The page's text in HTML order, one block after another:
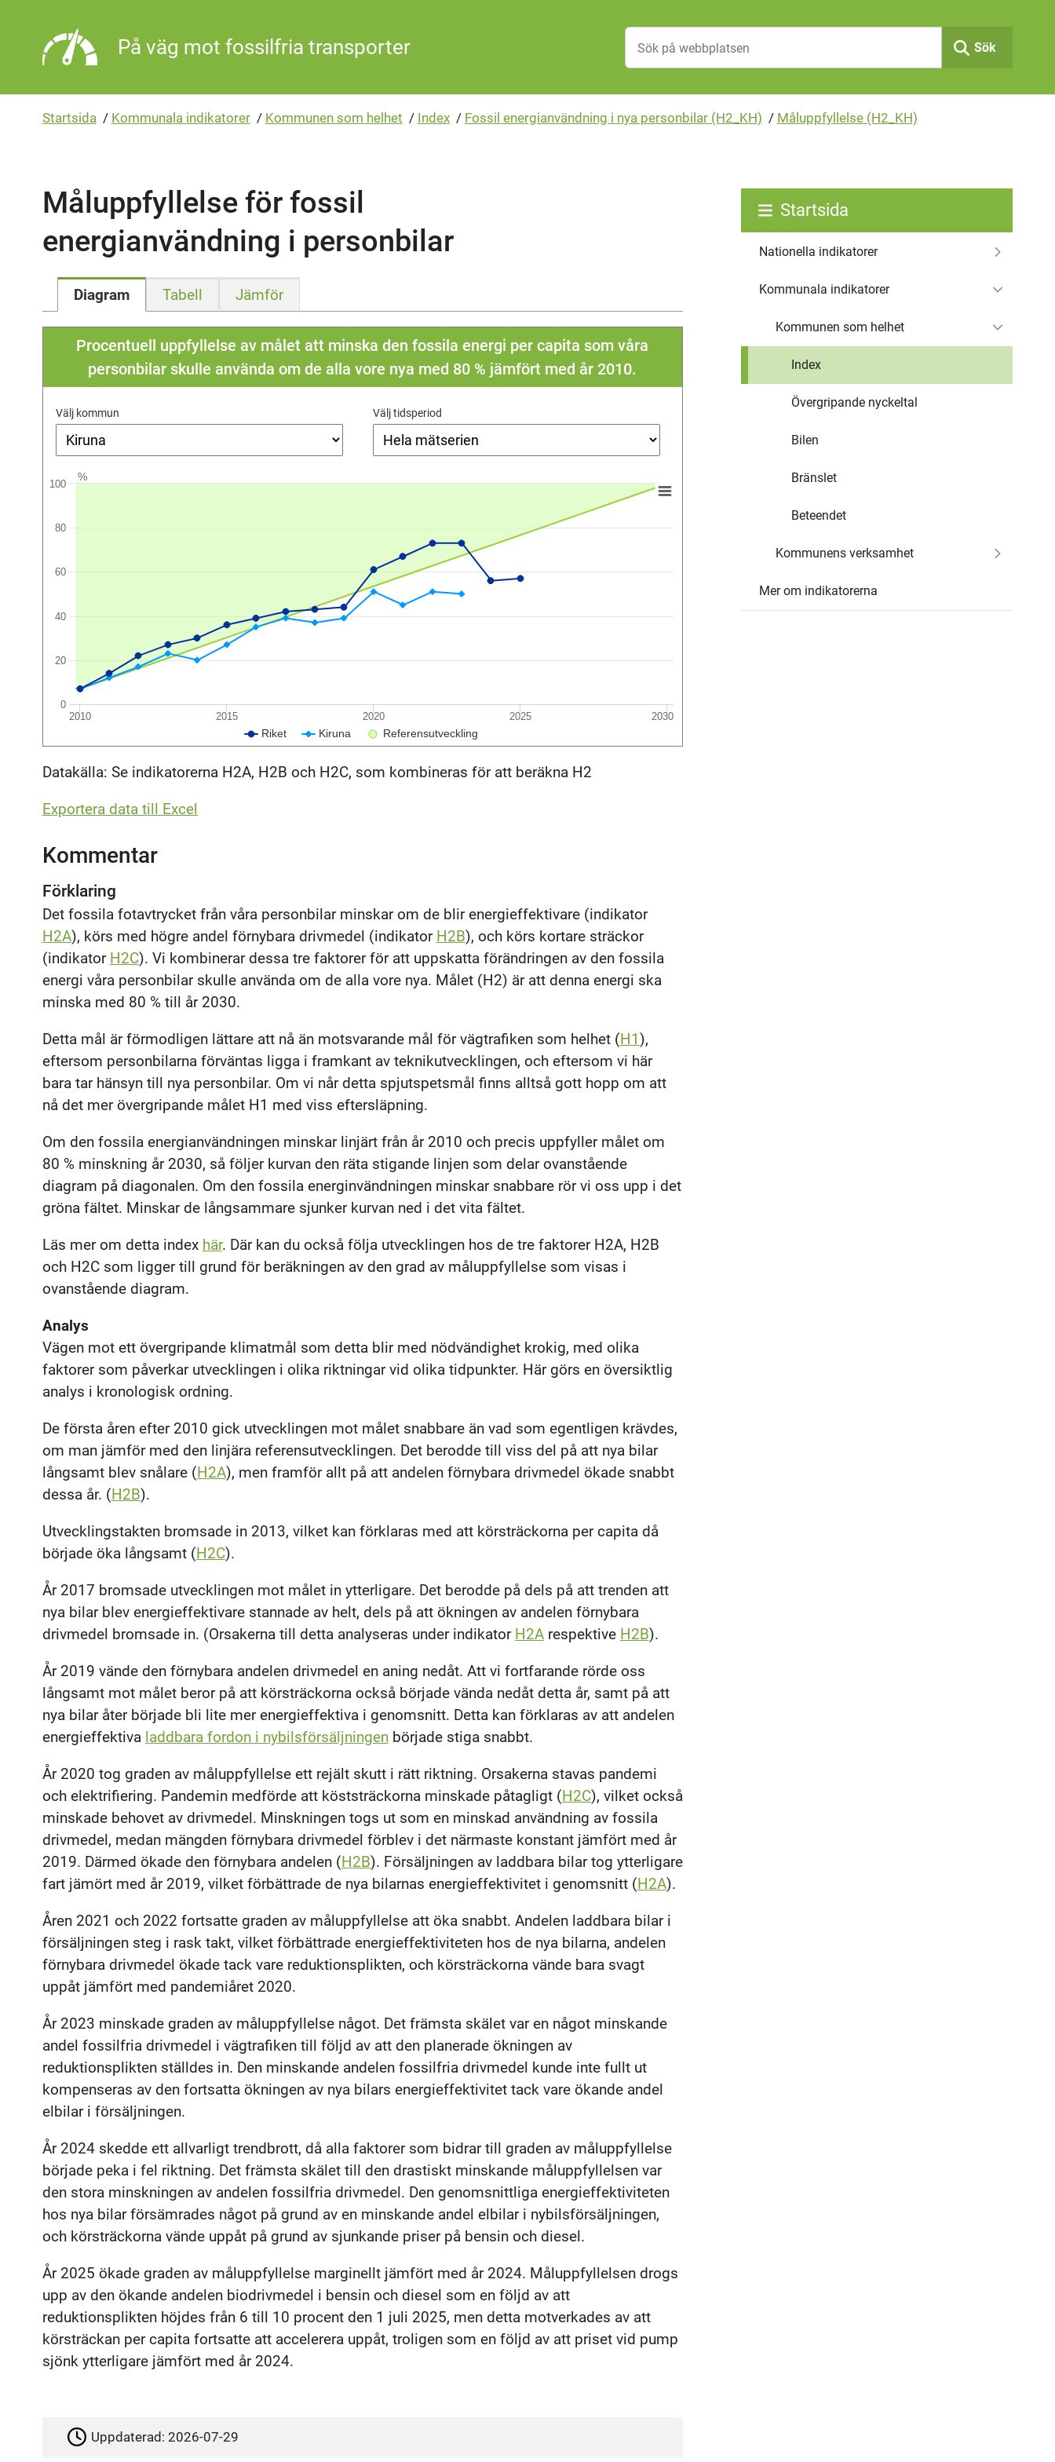
På väg mot fossilfria transporter Sök
Startsida / Kommunala indikatorer / Kommunen som helhet / Index / Fossil energianvändning i nya personbilar (H2_KH) / Måluppfyllelse (H2_KH)
Måluppfyllelse för fossil
energianvändning i personbilar
Diagram Tabell Jämför
Procentuell uppfyllelse av målet att minska den fossila energi per capita som våra
personbilar skulle använda om de alla vore nya med 80 % jämfört med år 2010.
Välj kommun Välj tidsperiod
%
Riket Kiruna Referensutveckling
2010 2015 2020 2025 2030
0
20
40
60
80
100
Datakälla: Se indikatorerna H2A, H2B och H2C, som kombineras för att beräkna H2
Exportera data till Excel
Kommentar
Förklaring
Det fossila fotavtrycket från våra personbilar minskar om de blir energieffektivare (indikator
H2A), körs med högre andel förnybara drivmedel (indikator H2B), och körs kortare sträckor
(indikator H2C). Vi kombinerar dessa tre faktorer för att uppskatta förändringen av den fossila
energi våra personbilar skulle använda om de alla vore nya. Målet (H2) är att denna energi ska
minska med 80 % till år 2030.
Detta mål är förmodligen lättare att nå än motsvarande mål för vägtrafiken som helhet (H1),
eftersom personbilarna förväntas ligga i framkant av teknikutvecklingen, och eftersom vi här
bara tar hänsyn till nya personbilar. Om vi når detta spjutspetsmål finns alltså gott hopp om att
nå det mer övergripande målet H1 med viss eftersläpning.
Om den fossila energianvändningen minskar linjärt från år 2010 och precis uppfyller målet om
80 % minskning år 2030, så följer kurvan den räta stigande linjen som delar ovanstående
diagram på diagonalen. Om den fossila energinvändningen minskar snabbare rör vi oss upp i det
gröna fältet. Minskar de långsammare sjunker kurvan ned i det vita fältet.
Läs mer om detta index här. Där kan du också följa utvecklingen hos de tre faktorer H2A, H2B
och H2C som ligger till grund för beräkningen av den grad av måluppfyllelse som visas i
ovanstående diagram.
Analys
Vägen mot ett övergripande klimatmål som detta blir med nödvändighet krokig, med olika
faktorer som påverkar utvecklingen i olika riktningar vid olika tidpunkter. Här görs en översiktlig
analys i kronologisk ordning.
De första åren efter 2010 gick utvecklingen mot målet snabbare än vad som egentligen krävdes,
om man jämför med den linjära referensutvecklingen. Det berodde till viss del på att nya bilar
långsamt blev snålare (H2A), men framför allt på att andelen förnybara drivmedel ökade snabbt
dessa år. (H2B).
Utvecklingstakten bromsade in 2013, vilket kan förklaras med att körsträckorna per capita då
började öka långsamt (H2C).
År 2017 bromsade utvecklingen mot målet in ytterligare. Det berodde på dels på att trenden att
nya bilar blev energieffektivare stannade av helt, dels på att ökningen av andelen förnybara
drivmedel bromsade in. (Orsakerna till detta analyseras under indikator H2Arespektive H2B).
År 2019 vände den förnybara andelen drivmedel en aning nedåt. Att vi fortfarande rörde oss
långsamt mot målet beror på att körsträckorna också började vända nedåt detta år, samt på att
nya bilar åter började bli lite mer energieffektiva i genomsnitt. Detta kan förklaras av att andelen
energieffektiva laddbara fordon i nybilsförsäljningenbörjade stiga snabbt.
År 2020 tog graden av måluppfyllelse ett rejält skutt i rätt riktning. Orsakerna stavas pandemi
och elektrifiering. Pandemin medförde att köststräckorna minskade påtagligt (H2C), vilket också
minskade behovet av drivmedel. Minskningen togs ut som en minskad användning av fossila
drivmedel, medan mängden förnybara drivmedel förblev i det närmaste konstant jämfört med år
2019. Därmed ökade den förnybara andelen (H2B). Försäljningen av laddbara bilar tog ytterligare
fart jämört med år 2019, vilket förbättrade de nya bilarnas energieffektivitet i genomsnitt (H2A).
Åren 2021 och 2022 fortsatte graden av måluppfyllelse att öka snabbt. Andelen laddbara bilar i
försäljningen steg i rask takt, vilket förbättrade energieffektiviteten hos de nya bilarna, andelen
förnybara drivmedel ökade tack vare reduktionsplikten, och körsträckorna vände bara svagt
uppåt jämfört med pandemiåret 2020.
År 2023 minskade graden av måluppfyllelse något. Det främsta skälet var en något minskande
andel fossilfria drivmedel i vägtrafiken till följd av att den planerade ökningen av
reduktionsplikten ställdes in. Den minskande andelen fossilfria drivmedel kunde inte fullt ut
kompenseras av den fortsatta ökningen av nya bilars energieffektivitet tack vare ökande andel
elbilar i försäljningen.
År 2024 skedde ett allvarligt trendbrott, då alla faktorer som bidrar till graden av måluppfyllelse
började peka i fel riktning. Det främsta skälet till den drastiskt minskande måluppfyllelsen var
den stora minskningen av andelen fossilfria drivmedel. Den genomsnittliga energieffektiviteten
hos nya bilar försämrades något på grund av en minskande andel elbilar i nybilsförsäljningen,
och körsträckorna vände uppåt på grund av sjunkande priser på bensin och diesel.
År 2025 ökade graden av måluppfyllelse marginellt jämfört med år 2024. Måluppfyllelsen drogs
upp av den ökande andelen biodrivmedel i bensin och diesel som en följd av att
reduktionsplikten höjdes från 6 till 10 procent den 1 juli 2025, men detta motverkades av att
körsträckan per capita fortsatte att accelerera uppåt, troligen som en följd av att priset vid pump
sjönk ytterligare jämfört med år 2024.
Uppdaterad:2026-07-29
Startsida
Nationella indikatorer
Kommunala indikatorer
Kommunen som helhet
Index
Övergripande nyckeltal
Bilen
Bränslet
Beteendet
Kommunens verksamhet
Mer om indikatorerna